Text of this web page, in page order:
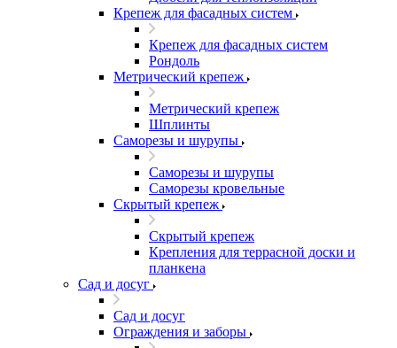
Крепеж для фасадных систем
Крепеж для фасадных систем
Рондоль
Метрический крепеж
Метрический крепеж
Шплинты
Саморезы и шурупы
Саморезы и шурупы
Саморезы кровельные
Скрытый крепеж
Скрытый крепеж
Крепления для террасной доски и
планкена
Сад и досуг
Сад и досуг
Ограждения и заборы